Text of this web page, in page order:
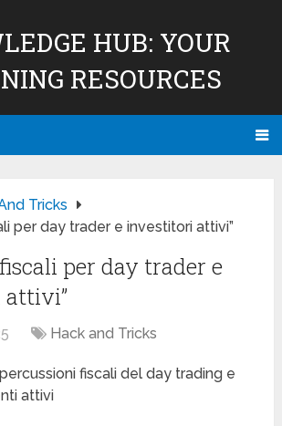
HUB: YOUR
RESOURCES
Tricks
per day trader e investitori attivi”
per day trader e
Hack and Tricks
fiscali del day trading e
attivi